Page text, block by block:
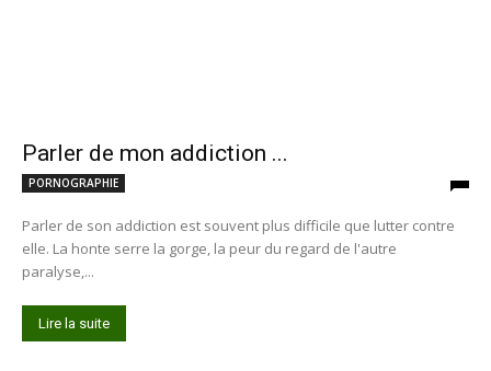
Parler de mon addiction ...
PORNOGRAPHIE
Parler de son addiction est souvent plus difficile que lutter contre
elle. La honte serre la gorge, la peur du regard de l'autre
paralyse,...
Lire la suite